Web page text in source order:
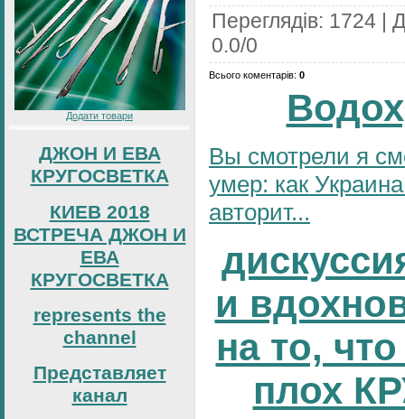
Додати товари
ДЖОН И ЕВА
КРУГОСВЕТКА
КИЕВ 2018
ВСТРЕЧА ДЖОН И
ЕВА
КРУГОСВЕТКА
represents the
channel
Представляет
канал
Переглядів: 1724 |
0.0/0
Всього коментарів: 0
Вы смотрели я
умер: как
авторит...
и
на то,
плох